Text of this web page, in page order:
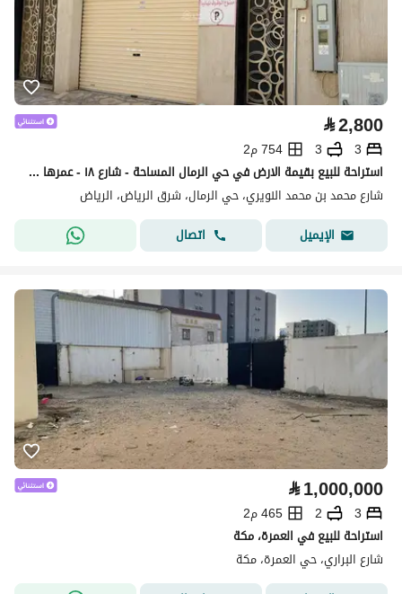
⃁2,800
3
3
754 م2
استراحة للبيع بقيمة الارض في حي الرمال المساحة - شارع ١٨ - عمرها ١٥ سنة
شارع محمد بن محمد النويري، حي الرمال، شرق الرياض، الرياض
الإيميل
اتصال
⃁1,000,000
3
2
465 م2
استراحة للبيع في العمرة، مكة
شارع البراري، حي العمرة، مكة